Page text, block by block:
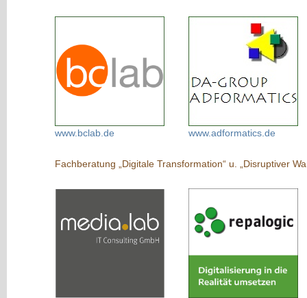
www.bclab.de www.adformatics.de
Fachberatung „Digitale Transformation“ u. „Disruptiver